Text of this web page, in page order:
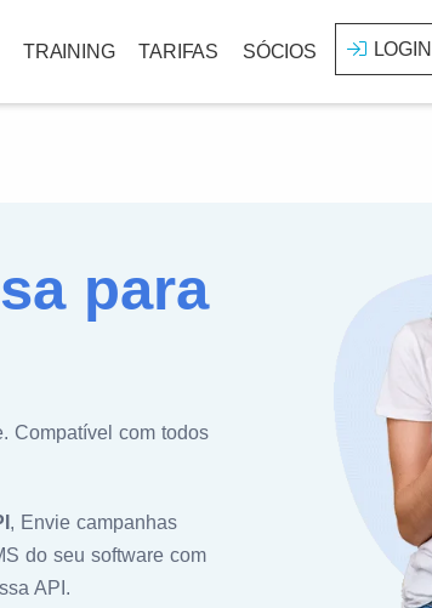
TRAINING TARIFAS SÓCIOS LOGIN
para
Compatível com todos
, Envie campanhas
do seu software com
API.